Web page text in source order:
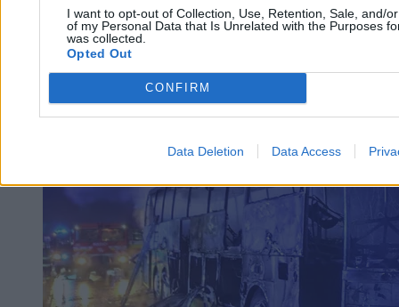
I want to opt-out of Collection, Use, Retention, Sale, and/
of my Personal Data that Is Unrelated with the Purposes
was collected.
Opted Out
CONFIRM
Data Deletion Data Access
Świat